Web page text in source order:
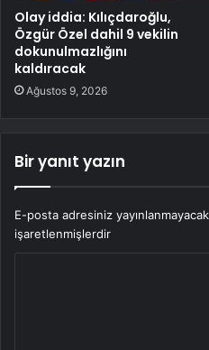
Olay iddia: Kılıçdaroğlu,
Özgür Özel dahil 9 vekilin
dokunulmazlığını
kaldıracak
Ağustos 9, 2026
Bir yanıt yazın
E-posta adresiniz
işaretlenmişlerdir